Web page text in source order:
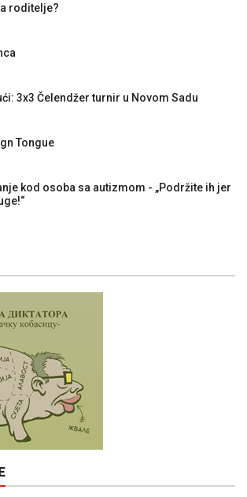
roditelje?
3x3 Čelendžer turnir u Novom Sadu
Tongue
kod osoba sa autizmom - „Podržite ih jer